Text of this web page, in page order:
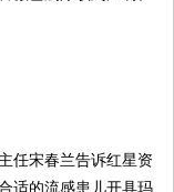
任宋春兰告诉红星资
适的流感患儿开具玛